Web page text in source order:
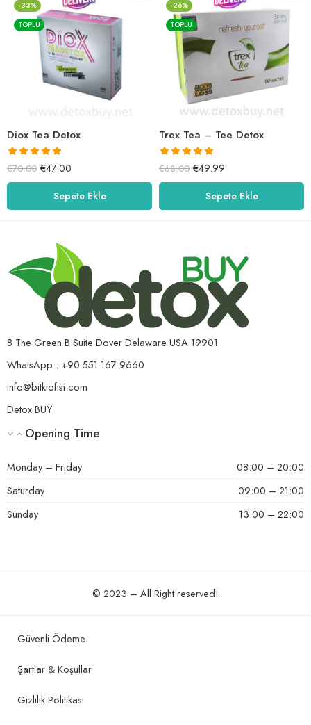
-33%
TOPLU
Diox Tea Detox
5 üzerinden
5.00oy aldı
€70.00 €47.00
Sepete Ekle
-26%
TOPLU
Trex Tea – Tee Detox
5 üzerinden
5.00oy aldı
€68.00 €49.99
Sepete Ekle
8 The Green B Suite Dover Delaware USA 19901
WhatsApp : +90 551 167 9660
info@bitkiofisi.com
Detox BUY
Opening Time
Monday – Friday
08:00 – 20:00
Saturday
09:00 – 21:00
Sunday
13:00 – 22:00
© 2023 – All Right reserved!
Güvenli Ödeme
Şartlar & Koşullar
Gizlilik Politikası